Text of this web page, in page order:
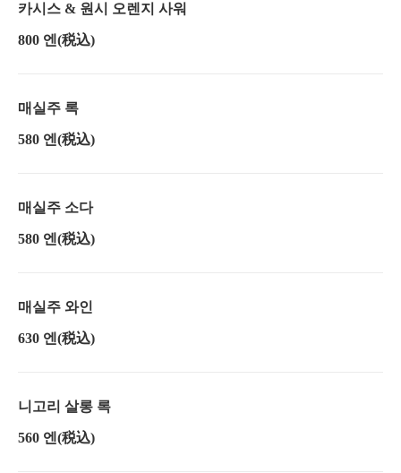
카시스 & 원시 오렌지 사워
800 엔 (税込)
매실주 록
580 엔 (税込)
매실주 소다
580 엔 (税込)
매실주 와인
630 엔 (税込)
니고리 살롱 록
560 엔 (税込)